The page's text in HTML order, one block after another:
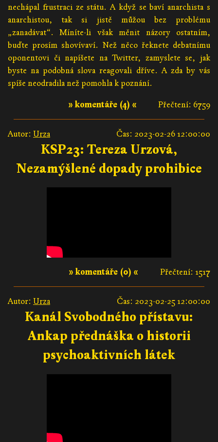
nechápal frustraci ze státu. A když se baví anarchista s
anarchistou, tak si jistě můžou bez problému
„zanadávat“. Míníte-li však měnit názory ostatním,
buďte prosím shovívaví. Než něco řeknete debatnímu
oponentovi či napíšete na Twitter, zamyslete se, jak
byste na podobná slova reagovali dříve. A zda by vás
spíše neodradila než pomohla k poznání.
Přečtení: 6759
» komentáře (4) «
Autor: Urza Čas: 2023-02-26 12:00:00
KSP23: Tereza Urzová,
Nezamýšlené dopady prohibice
Přečtení: 1517
» komentáře (0) «
Autor: Urza Čas: 2023-02-25 12:00:00
Kanál Svobodného přístavu:
Ankap přednáška o historii
psychoaktivních látek